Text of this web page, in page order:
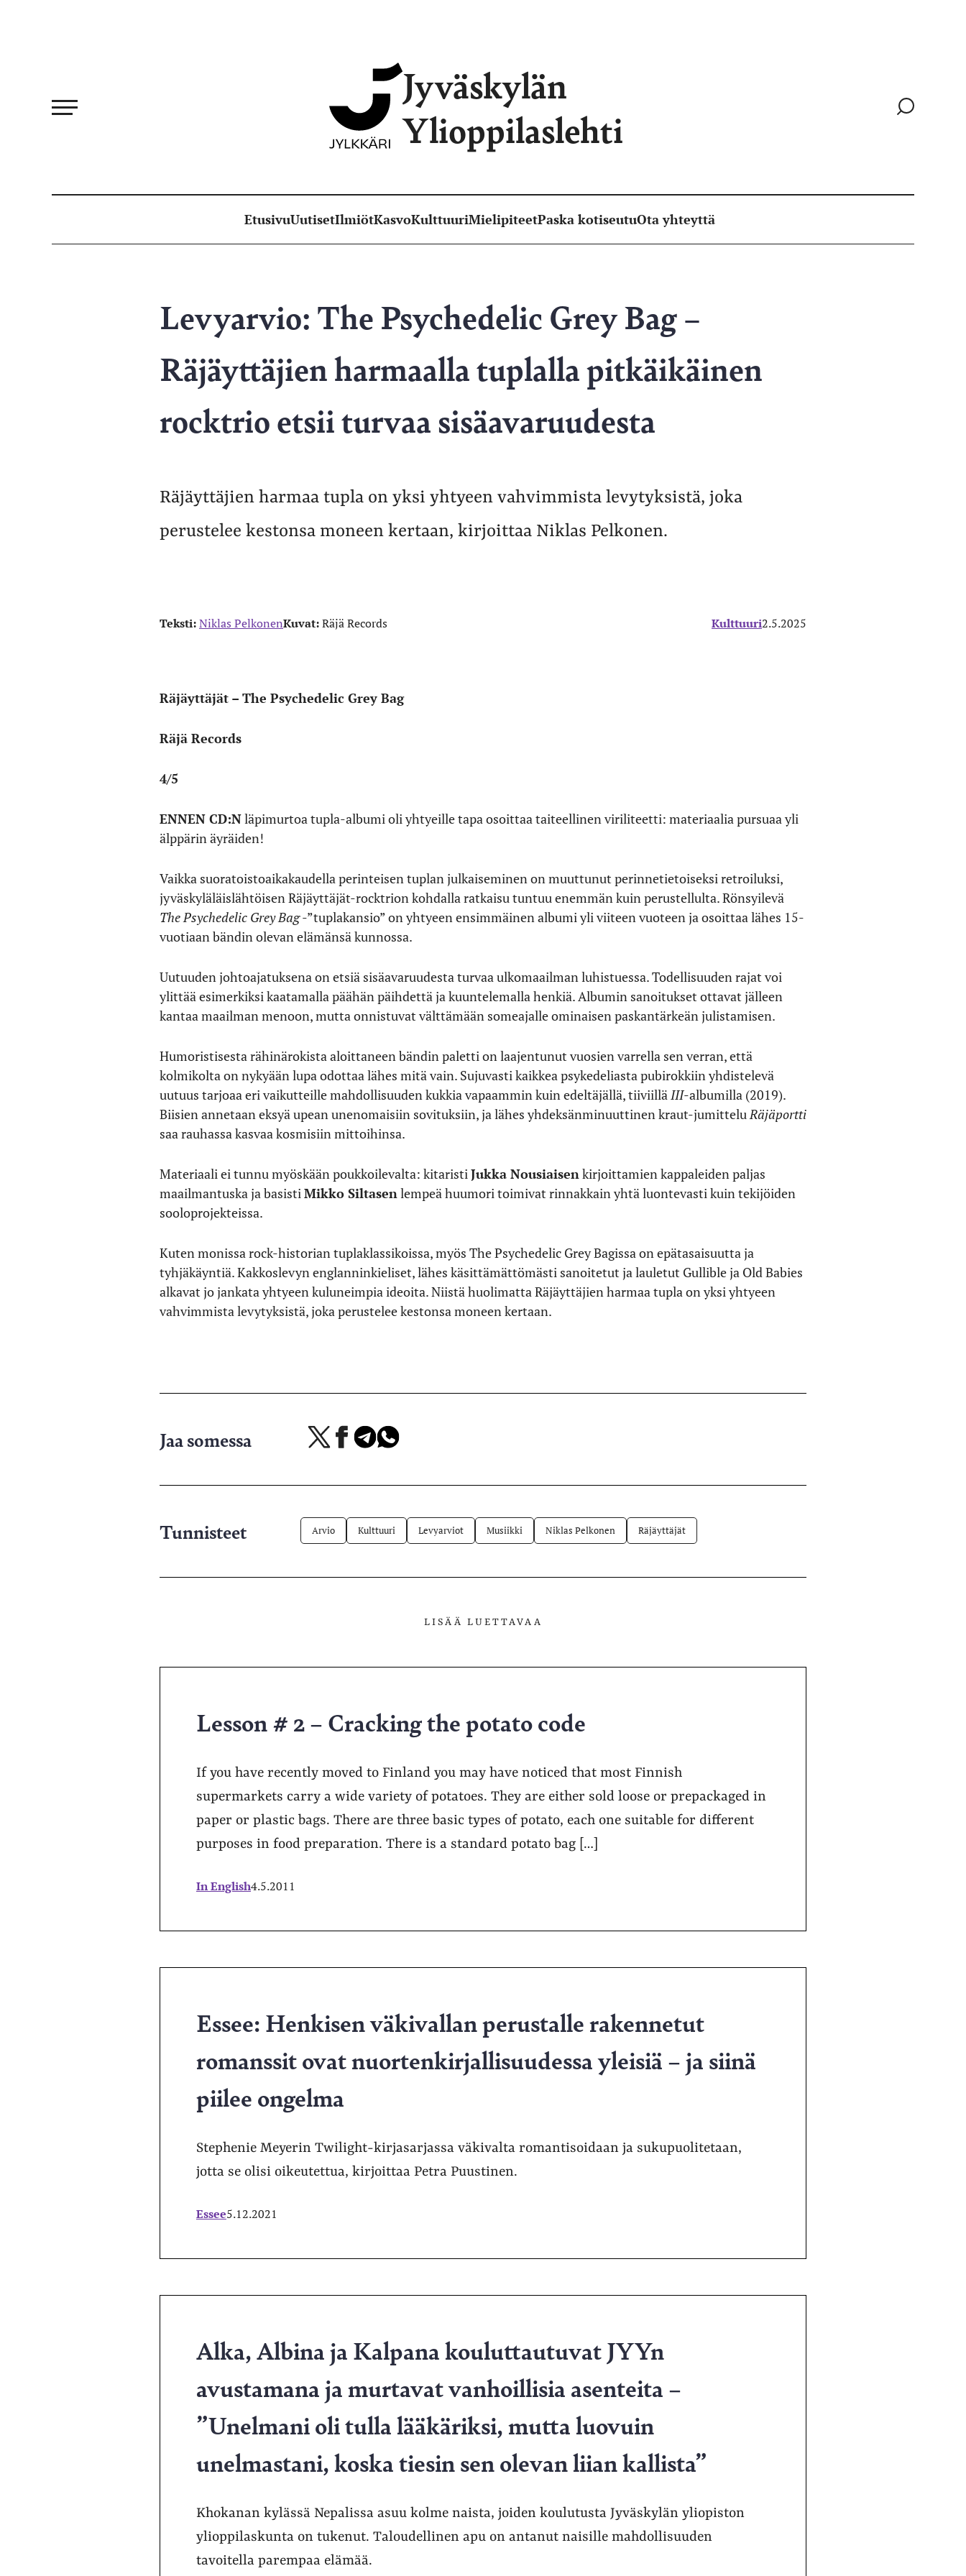
Jyväskylän
Ylioppilaslehti
Siirry
EtusivuUutisetIlmiötKasvoKulttuuriMielipiteetPaska kotiseutuOta yhteyttä
Levyarvio: The Psychedelic Grey Bag –
Räjäyttäjien harmaalla tuplalla pitkäikäinen
rocktrio etsii turvaa sisäavaruudesta
Räjäyttäjien harmaa tupla on yksi yhtyeen vahvimmista levytyksistä, joka
perustelee kestonsa moneen kertaan, kirjoittaa Niklas Pelkonen.
Teksti:Niklas PelkonenKuvat:Räjä Records Kulttuuri2.5.2025
Räjäyttäjät – The Psychedelic Grey Bag
Räjä Records
4/5
ENNEN CD:Nläpimurtoa tupla-albumi oli yhtyeille tapa osoittaa taiteellinen viriliteetti: materiaalia pursuaa yli
älppärin äyräiden!
Vaikka suoratoistoaikakaudella perinteisen tuplan julkaiseminen on muuttunut perinnetietoiseksi retroiluksi,
jyväskyläläislähtöisen Räjäyttäjät-rocktrion kohdalla ratkaisu tuntuu enemmän kuin perustellulta. Rönsyilevä
The Psychedelic Grey Bag-”tuplakansio” on yhtyeen ensimmäinen albumi yli viiteen vuoteen ja osoittaa lähes 15-
vuotiaan bändin olevan elämänsä kunnossa.
Uutuuden johtoajatuksena on etsiä sisäavaruudesta turvaa ulkomaailman luhistuessa. Todellisuuden rajat voi
ylittää esimerkiksi kaatamalla päähän päihdettä ja kuuntelemalla henkiä. Albumin sanoitukset ottavat jälleen
kantaa maailman menoon, mutta onnistuvat välttämään someajalle ominaisen paskantärkeän julistamisen.
Humoristisesta rähinärokista aloittaneen bändin paletti on laajentunut vuosien varrella sen verran, että
kolmikolta on nykyään lupa odottaa lähes mitä vain. Sujuvasti kaikkea psykedeliasta pubirokkiin yhdistelevä
uutuus tarjoaa eri vaikutteille mahdollisuuden kukkia vapaammin kuin edeltäjällä, tiiviilläIII-albumilla (2019).
Biisien annetaan eksyä upean unenomaisiin sovituksiin, ja lähes yhdeksänminuuttinen kraut-jumitteluRäjäportti
saa rauhassa kasvaa kosmisiin mittoihinsa.
Materiaali ei tunnu myöskään poukkoilevalta: kitaristiJukka Nousiaisenkirjoittamien kappaleiden paljas
maailmantuska ja basistiMikko Siltasenlempeä huumori toimivat rinnakkain yhtä luontevasti kuin tekijöiden
sooloprojekteissa.
Kuten monissa rock-historian tuplaklassikoissa, myös The Psychedelic Grey Bagissa on epätasaisuutta ja
tyhjäkäyntiä. Kakkoslevyn englanninkieliset, lähes käsittämättömästi sanoitetut ja lauletut Gullible ja Old Babies
alkavat jo jankata yhtyeen kuluneimpia ideoita. Niistä huolimatta Räjäyttäjien harmaa tupla on yksi yhtyeen
vahvimmista levytyksistä, joka perustelee kestonsa moneen kertaan.
Jaa somessa
Jaa
palvelussa
Jaa Jaa Jaa
Tunnisteet Arvio Kulttuuri Levyarviot Musiikki Niklas Pelkonen Räjäyttäjät
LISÄÄ LUETTAVAA
Lesson # 2 – Cracking the potato code
If you have recently moved to Finland you may have noticed that most Finnish
supermarkets carry a wide variety of potatoes. They are either sold loose or prepackaged in
paper or plastic bags. There are three basic types of potato, each one suitable for different
purposes in food preparation. There is a standard potato bag […]
In English4.5.2011
Essee: Henkisen väkivallan perustalle rakennetut
romanssit ovat nuortenkirjallisuudessa yleisiä – ja siinä
piilee ongelma
Stephenie Meyerin Twilight-kirjasarjassa väkivalta romantisoidaan ja sukupuolitetaan,
jotta se olisi oikeutettua, kirjoittaa Petra Puustinen.
Essee5.12.2021
Alka, Albina ja Kalpana kouluttautuvat JYYn
avustamana ja murtavat vanhoillisia asenteita –
”Unelmani oli tulla lääkäriksi, mutta luovuin
unelmastani, koska tiesin sen olevan liian kallista”
Khokanan kylässä Nepalissa asuu kolme naista, joiden koulutusta Jyväskylän yliopiston
ylioppilaskunta on tukenut. Taloudellinen apu on antanut naisille mahdollisuuden
tavoitella parempaa elämää.